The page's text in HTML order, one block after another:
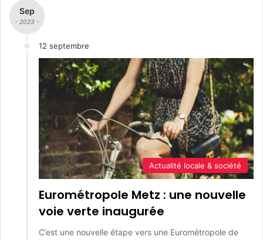
Sep
- 2023 -
12 septembre
Actualité locale & société
Eurométropole Metz : une nouvelle
voie verte inaugurée
C’est une nouvelle étape vers une Eurométropole de